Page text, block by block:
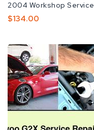
급
업
2004 Workshop Service
Repair Manual
정
$134.00
Daewoo
G2X
Service
Repair
Manual
2007